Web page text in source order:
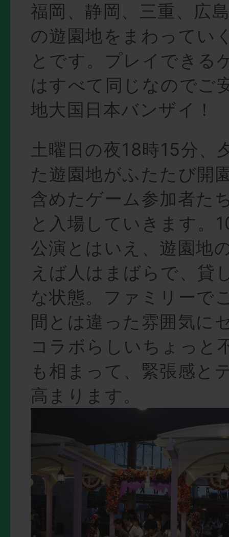
福岡、静岡、三重、広
の遊園地をまわってい
とです。プレイできる
はすべて同じなのでご
地大国日本バンザイ！
土曜日の夜18時15分、
た遊園地がふたたび開
含めたゲーム参加者た
と入場していきます。
公演とはいえ、遊園地
えば人はまばらで、貸
な状態。ファミリーで
間とは違った雰囲気に
コラボらしいちょっと
も相まって、緊張感と
高まります。